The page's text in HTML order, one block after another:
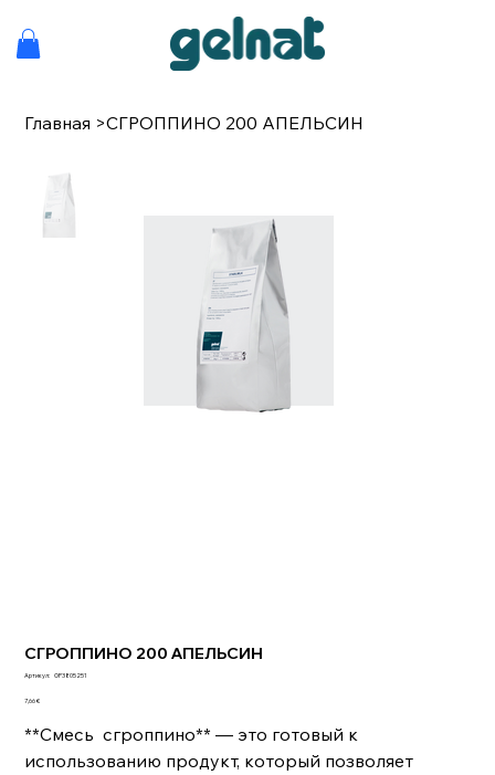
Главная >СГРОППИНО 200 АПЕЛЬСИН
СГРОППИНО 200 АПЕЛЬСИН
Артикул:
Артикул:
OP3805251
Цена
7,66 €
**Смесь сгроппино** — это готовый к
использованию продукт, который позволяет